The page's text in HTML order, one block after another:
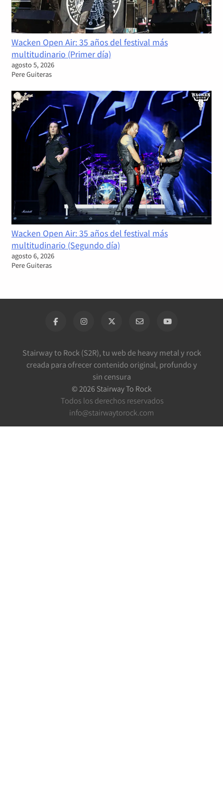
Wacken Open Air: 35 años del festival más
multitudinario (Primer día)
agosto 5, 2026
Pere Guiteras
Wacken Open Air: 35 años del festival más
multitudinario (Segundo día)
agosto 6, 2026
Pere Guiteras
Stairway to Rock (S2R), tu web de heavy metal y rock
creada para ofrecer contenido original, profundo y
sin censura
© 2026 Stairway To Rock
Todos los derechos reservados
info@stairwaytorock.com